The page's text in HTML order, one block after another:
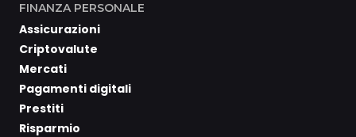
FINANZA PERSONALE
Assicurazioni
Criptovalute
Mercati
Pagamenti digitali
Prestiti
Risparmio